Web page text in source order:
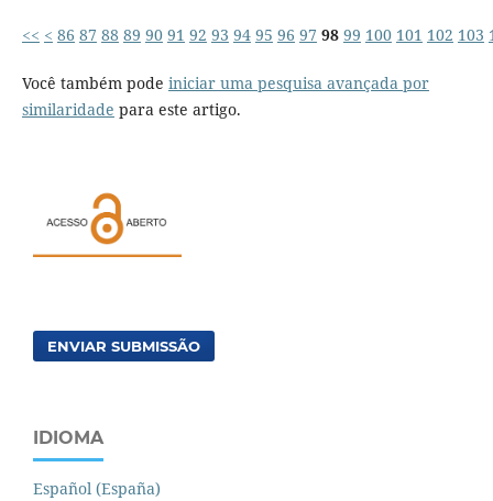
<< < 86 87 88 89 90 91 92 93 94 95 96 97 98 99 100 101 102 103
Você também pode iniciar uma pesquisa avançada por
similaridade para este artigo.
ENVIAR SUBMISSÃO
IDIOMA
Español (España)